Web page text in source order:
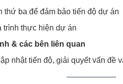
thứ ba để đảm bảo tiến độ dự án
trình thực hiện dự án
& các bên liên quan
nhật tiến độ, giải quyết vấn đề